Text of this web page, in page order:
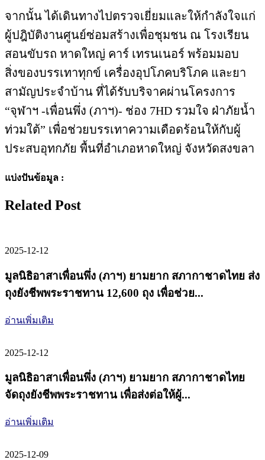
จากนั้น ได้เดินทางไปตรวจเยี่ยมและให้กำลังใจแก่
ผู้ปฎิบัติงานศูนย์ซ่อมสร้างเพื่อชุมชน ณ โรงเรียน
สอนขับรถ หาดใหญ่ คาร์ เทรนเนอร์ พร้อมมอบ
สิ่งของบรรเทาทุกข์ เครื่องอุปโภคบริโภค และยา
สามัญประจําบ้าน ที่ได้รับบริจาคผ่านโครงการ
“จุฬาฯ -เพื่อนพึ่ง (ภาฯ)- ช่อง 7HD รวมใจ ฝ่าภัยน้ำ
ท่วมใต้” เพื่อช่วยบรรเทาความเดือดร้อนให้กับผู้
ประสบอุทกภัย พื้นที่อำเภอหาดใหญ่ จังหวัดสงขลา
แบ่งปันข้อมูล :
Related Post
2025-12-12
มูลนิธิอาสาเพื่อนพึ่ง (ภาฯ) ยามยาก สภากาชาดไทย ส่ง
ถุงยังชีพพระราชทาน 12,600 ถุง เพื่อช่วย...
อ่านเพิ่มเติม
2025-12-12
มูลนิธิอาสาเพื่อนพึ่ง (ภาฯ) ยามยาก สภากาชาดไทย
จัดถุงยังชีพพระราชทาน เพื่อส่งต่อให้ผู้...
อ่านเพิ่มเติม
2025-12-09